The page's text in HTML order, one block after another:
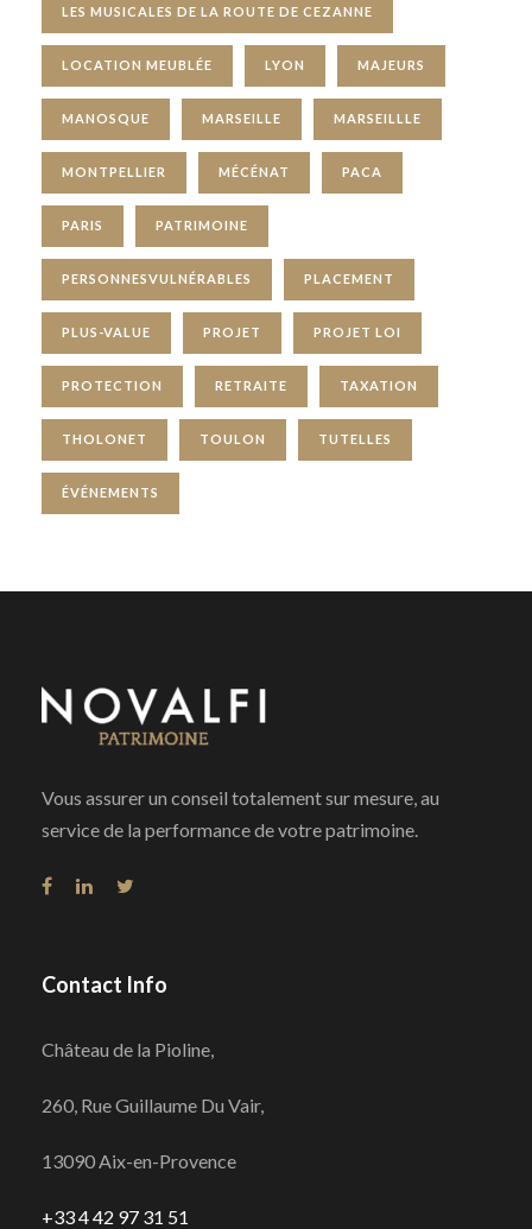
LES MUSICALES DE LA ROUTE DE CEZANNE
LOCATION MEUBLÉE LYON MAJEURS
MANOSQUE MARSEILLE MARSEILLLE
MONTPELLIER MÉCÉNAT PACA
PARIS PATRIMOINE
PERSONNESVULNÉRABLES PLACEMENT
PLUS-VALUE PROJET PROJET LOI
PROTECTION RETRAITE TAXATION
THOLONET TOULON TUTELLES
ÉVÉNEMENTS
Vous assurer un conseil totalement sur mesure, au
service de la performance de votre patrimoine.
Contact Info
Château de la Pioline,
260, Rue Guillaume Du Vair,
13090 Aix-en-Provence
+33 4 42 97 31 51